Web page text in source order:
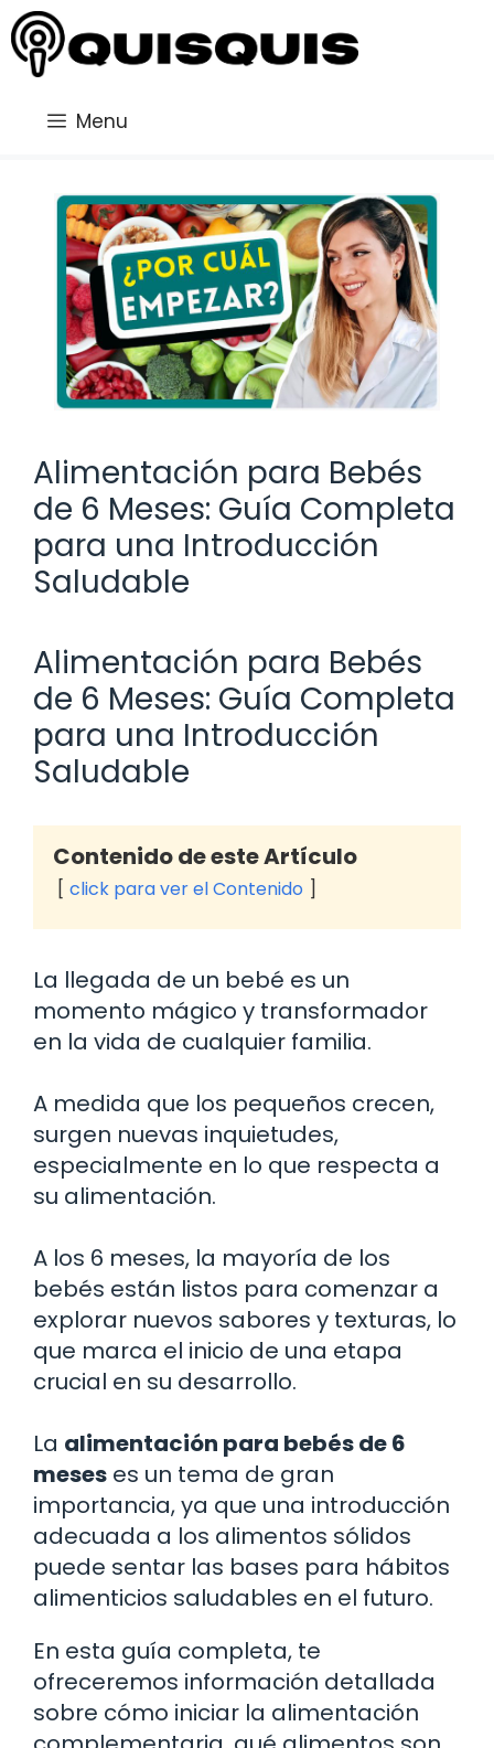
Saltar
al
contenido
Menu
Alimentación para Bebés
de 6 Meses: Guía Completa
para una Introducción
Saludable
Alimentación para Bebés
de 6 Meses: Guía Completa
para una Introducción
Saludable
Contenido de este Artículo
click para ver el Contenido
La llegada de un bebé es un
momento mágico y transformador
en la vida de cualquier familia.
A medida que los pequeños crecen,
surgen nuevas inquietudes,
especialmente en lo que respecta a
su alimentación.
A los 6 meses, la mayoría de los
bebés están listos para comenzar a
explorar nuevos sabores y texturas, lo
que marca el inicio de una etapa
crucial en su desarrollo.
La alimentación para bebés de 6
meses es un tema de gran
importancia, ya que una introducción
adecuada a los alimentos sólidos
puede sentar las bases para hábitos
alimenticios saludables en el futuro.
En esta guía completa, te
ofreceremos información detallada
sobre cómo iniciar la alimentación